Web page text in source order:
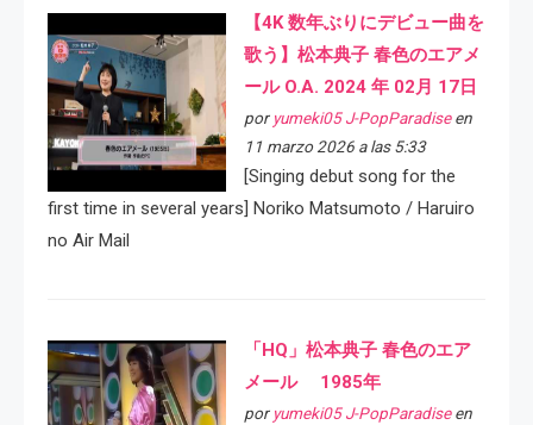
【4K 数年ぶりにデビュー曲を
歌う】松本典子 春色のエアメ
ール O.A. 2024 年 02月 17日
por yumeki05 J-PopParadiseen
11 marzo 2026 a las 5:33
[Singing debut song for the
first time in several years] Noriko Matsumoto / Haruiro
no Air Mail
「HQ」松本典子 春色のエア
メール 1985年
por yumeki05 J-PopParadiseen